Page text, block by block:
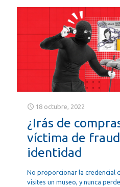
18 octubre, 2022
¿Irás de
víctima de
identidad
No proporcionar la credencial
visites un museo, y nunca